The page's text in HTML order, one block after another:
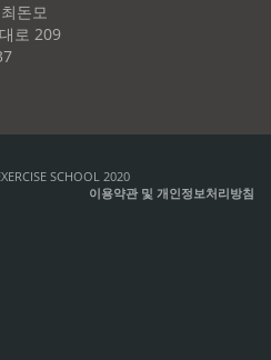
돈모
로 209
SCHOOL 2020
이용약관 및 개인정보처리방침